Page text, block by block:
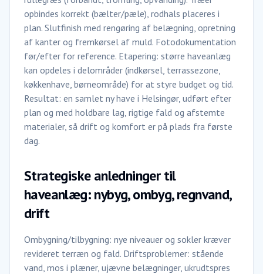
opbindes korrekt (bælter/pæle), rodhals placeres i
plan. Slutfinish med rengøring af belægning, opretning
af kanter og fremkørsel af muld. Fotodokumentation
før/efter for reference. Etapering: større haveanlæg
kan opdeles i delområder (indkørsel, terrassezone,
køkkenhave, børneområde) for at styre budget og tid.
Resultat: en samlet ny have i Helsingør, udført efter
plan og med holdbare lag, rigtige fald og afstemte
materialer, så drift og komfort er på plads fra første
dag.
Strategiske anledninger til
haveanlæg: nybyg, ombyg, regnvand,
drift
Ombygning/tilbygning: nye niveauer og sokler kræver
revideret terræn og fald. Driftsproblemer: stående
vand, mos i plæner, ujævne belægninger, ukrudtspres